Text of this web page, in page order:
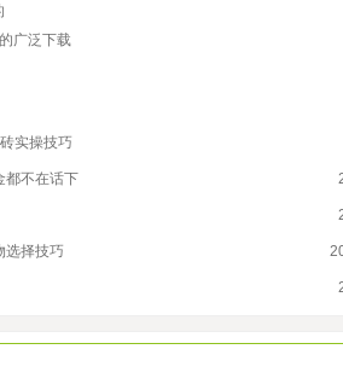
广泛下载
实操技巧
都不在话下
选择技巧